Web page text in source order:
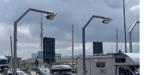
sabato da bollino nero
oltre 25 milioni di